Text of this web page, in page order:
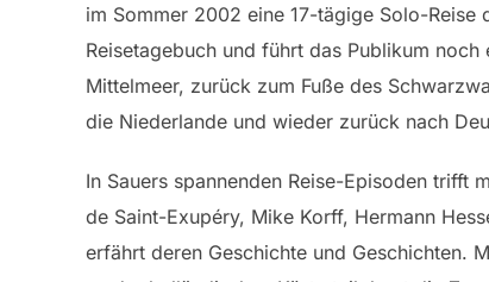
im Sommer 2002 eine 17-tägige Solo-Reise
Reisetagebuch und führt das Publikum
Mittelmeer, zurück zum Fuße des
die Niederlande und wieder zurück nach
In Sauers spannenden Reise-Episoden trifft
de Saint-Exupéry, Mike Korff, Hermann
erfährt deren Geschichte und Geschichten.